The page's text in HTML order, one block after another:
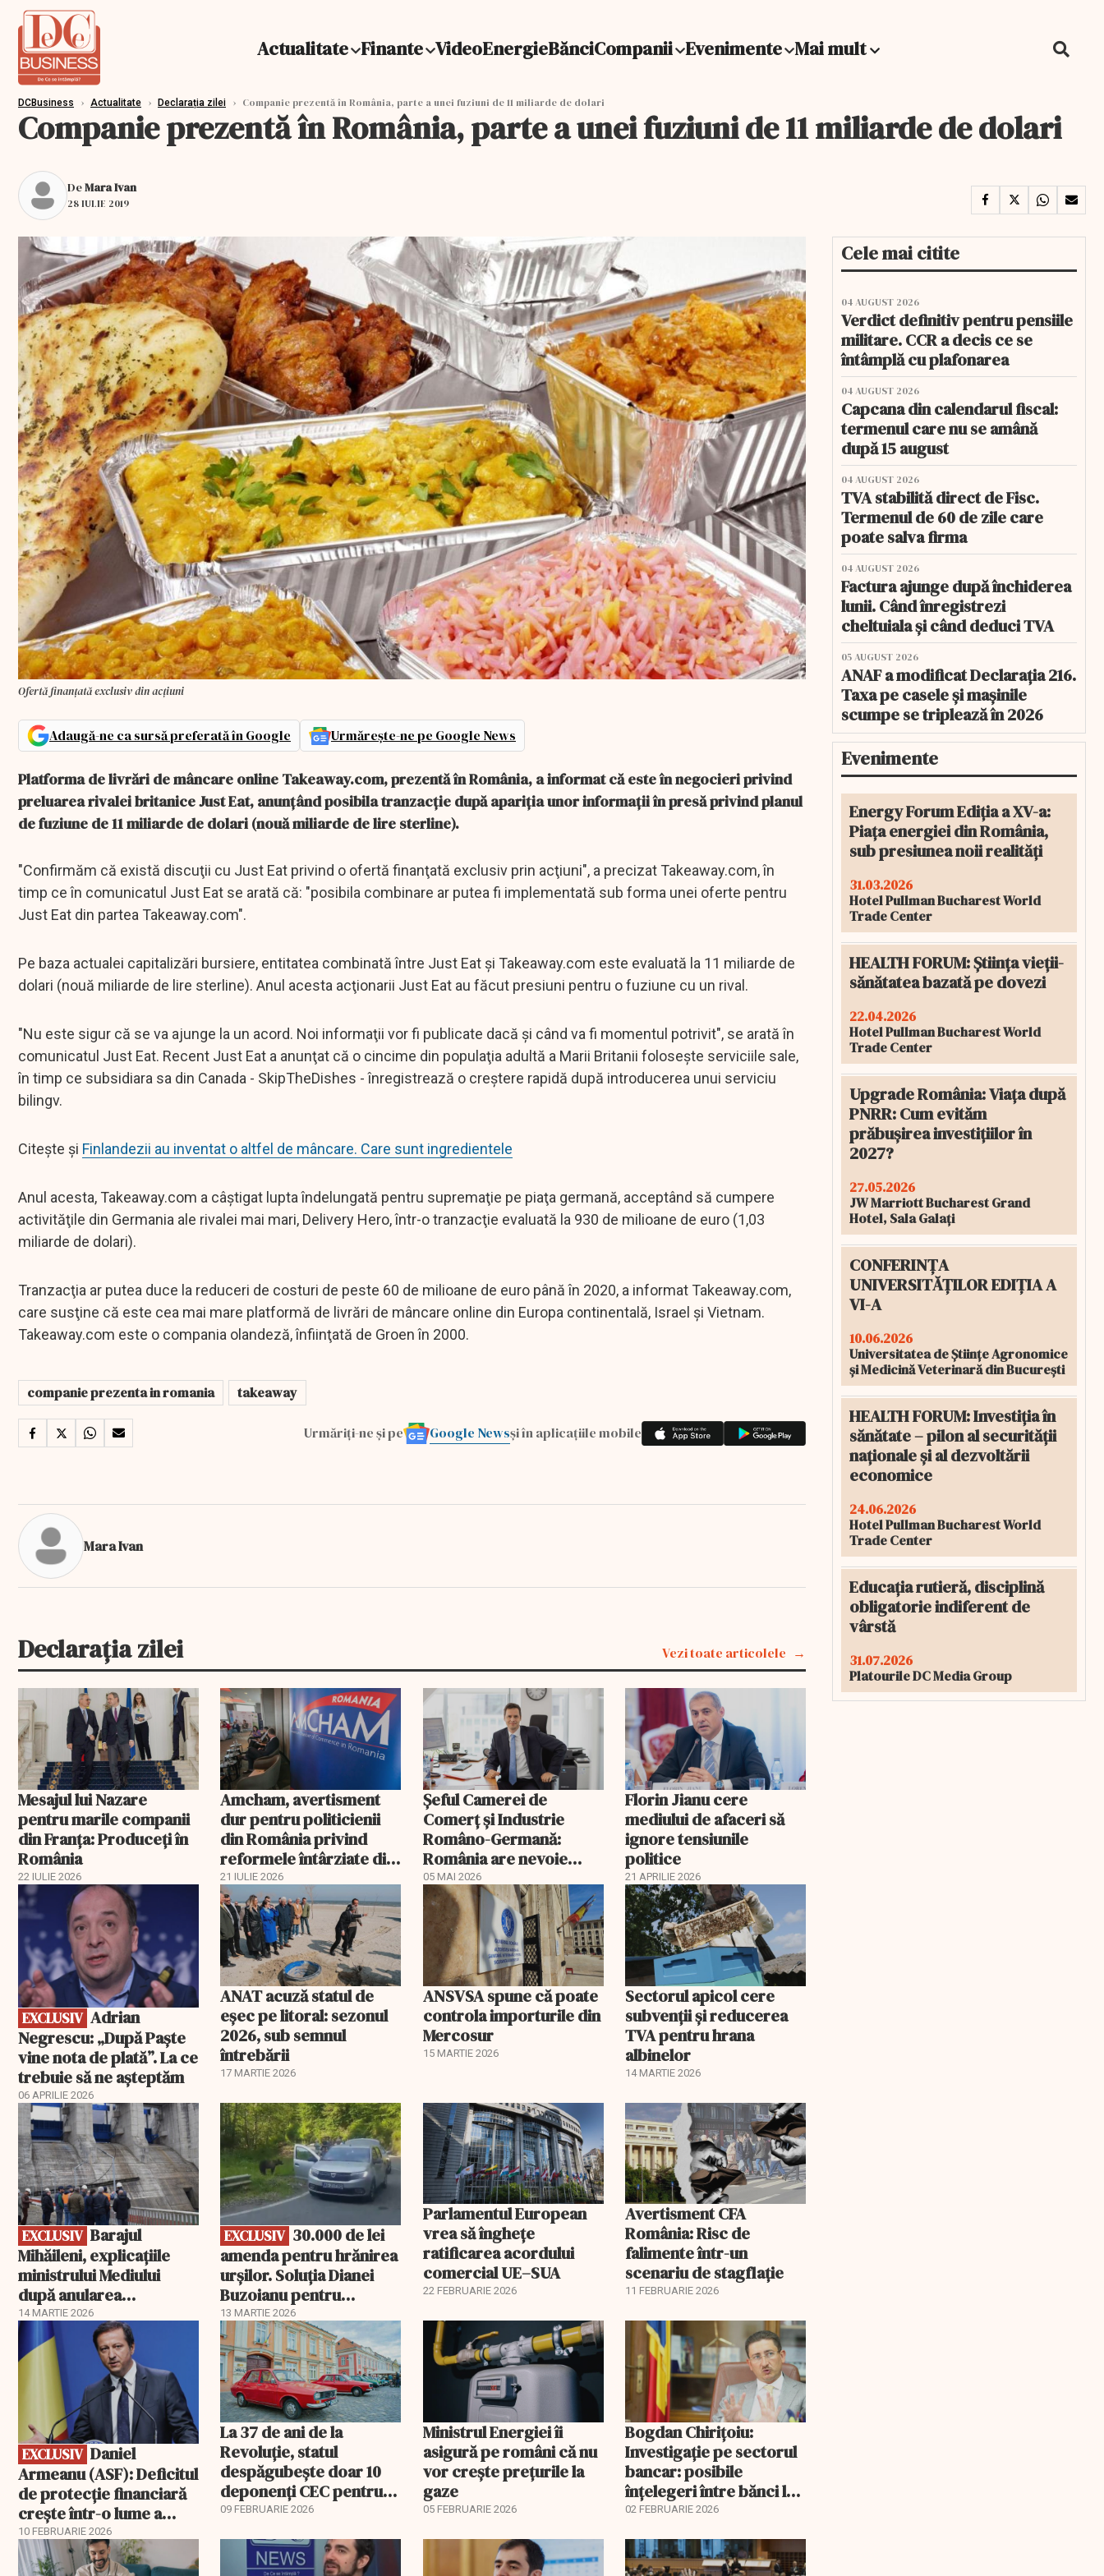
Actualitate Finante VideoEnergieBănciCompanii Evenimente Mai mult
DCBusiness › Actualitate › Declarația zilei › Companie prezentă în România, parte a unei fuziuni de 11 miliarde de dolari
Companie prezentă în România, parte a unei fuziuni de 11 miliarde de dolari
DeMara Ivan
28 IULIE 2019
Ofertă finanțată exclusiv din acțiuni
Adaugă-ne ca sursă preferată în Google Urmărește-ne pe Google News
Platforma de livrări de mâncare online Takeaway.com, prezentă în România, a informat că este în negocieri privind
preluarea rivalei britanice Just Eat, anunţând posibila tranzacţie după apariţia unor informaţii în presă privind planul
de fuziune de 11 miliarde de dolari (nouă miliarde de lire sterline).
"Confirmăm că există discuţii cu Just Eat privind o ofertă finanţată exclusiv prin acţiuni", a precizat Takeaway.com, în
timp ce în comunicatul Just Eat se arată că: "posibila combinare ar putea fi implementată sub forma unei oferte pentru
Just Eat din partea Takeaway.com".
Pe baza actualei capitalizări bursiere, entitatea combinată între Just Eat şi Takeaway.com este evaluată la 11 miliarde de
dolari (nouă miliarde de lire sterline). Anul acesta acţionarii Just Eat au făcut presiuni pentru o fuziune cu un rival.
"Nu este sigur că se va ajunge la un acord. Noi informaţii vor fi publicate dacă şi când va fi momentul potrivit", se arată în
comunicatul Just Eat. Recent Just Eat a anunţat că o cincime din populaţia adultă a Marii Britanii foloseşte serviciile sale,
în timp ce subsidiara sa din Canada - SkipTheDishes - înregistrează o creştere rapidă după introducerea unui serviciu
bilingv.
Citește și Finlandezii au inventat o altfel de mâncare. Care sunt ingredientele
Anul acesta, Takeaway.com a câştigat lupta îndelungată pentru supremaţie pe piaţa germană, acceptând să cumpere
activităţile din Germania ale rivalei mai mari, Delivery Hero, într-o tranzacţie evaluată la 930 de milioane de euro (1,03
miliarde de dolari).
Tranzacţia ar putea duce la reduceri de costuri de peste 60 de milioane de euro până în 2020, a informat Takeaway.com,
care susţine că este cea mai mare platformă de livrări de mâncare online din Europa continentală, Israel şi Vietnam.
Takeaway.com este o compania olandeză, înfiinţată de Groen în 2000.
companie prezenta in romania takeaway
Urmăriți-ne și pe Google Newsși în aplicațiile mobile
Mara Ivan
Declarația zilei Vezi toate articolele
Mesajul lui Nazare
pentru marile companii
din Franța: Produceți în
România
22 IULIE 2026
Amcham, avertisment
dur pentru politicienii
din România privind
reformele întârziate din
PNRR
21 IULIE 2026
Șeful Camerei de
Comerț și Industrie
Româno-Germană:
România are nevoie
urgent de un nou
guvern
05 MAI 2026
Florin Jianu cere
mediului de afaceri să
ignore tensiunile
politice
21 APRILIE 2026
EXCLUSIV
EXCLUSIV
Negrescu: „După Paște
vine nota de plată”. La ce
trebuie să ne așteptăm
06 APRILIE 2026
ANAT acuză statul de
eșec pe litoral: sezonul
2026, sub semnul
întrebării
17 MARTIE 2026
ANSVSA spune că poate
controla importurile din
Mercosur
15 MARTIE 2026
Sectorul apicol cere
subvenții și reducerea
TVA pentru hrana
albinelor
14 MARTIE 2026
EXCLUSIV
EXCLUSIV
Mihăileni, explicațiile
ministrului Mediului
după anularea
autorizației
14 MARTIE 2026
EXCLUSIV
EXCLUSIV
amenda pentru hrănirea
urșilor. Soluția Dianei
Buzoianu pentru
aplicarea legii
13 MARTIE 2026
Parlamentul European
vrea să înghețe
ratificarea acordului
comercial UE–SUA
22 FEBRUARIE 2026
Avertisment CFA
România: Risc de
falimente într-un
scenariu de stagflație
11 FEBRUARIE 2026
EXCLUSIV
EXCLUSIV
Armeanu (ASF): Deficitul
de protecție financiară
crește într-o lume a
riscurilor multiple și a
revoluțiilor tehnologice
10 FEBRUARIE 2026
La 37 de ani de la
Revoluție, statul
despăgubește doar 10
deponenți CEC pentru
banii de Dacia
09 FEBRUARIE 2026
Ministrul Energiei îi
asigură pe români că nu
vor creşte preţurile la
gaze
05 FEBRUARIE 2026
Bogdan Chirițoiu:
Investigație pe sectorul
bancar: posibile
înțelegeri între bănci la
ROBOR
02 FEBRUARIE 2026
EXCLUSIV
Cele mai citite
04 AUGUST 2026
Verdict definitiv pentru pensiile
militare. CCR a decis ce se
întâmplă cu plafonarea
04 AUGUST 2026
Capcana din calendarul fiscal:
termenul care nu se amână
după 15 august
04 AUGUST 2026
TVA stabilită direct de Fisc.
Termenul de 60 de zile care
poate salva firma
04 AUGUST 2026
Factura ajunge după închiderea
lunii. Când înregistrezi
cheltuiala și când deduci TVA
05 AUGUST 2026
ANAF a modificat Declarația 216.
Taxa pe casele și mașinile
scumpe se triplează în 2026
Evenimente
Energy Forum Ediția a XV-a:
Piața energiei din România,
sub presiunea noii realități
31.03.2026
Hotel Pullman Bucharest World
Trade Center
HEALTH FORUM: Știința vieții-
sănătatea bazată pe dovezi
22.04.2026
Hotel Pullman Bucharest World
Trade Center
Upgrade România: Viața după
PNRR: Cum evităm
prăbușirea investițiilor în
2027?
27.05.2026
JW Marriott Bucharest Grand
Hotel, Sala Galați
CONFERINȚA
UNIVERSITĂȚILOR EDIȚIA A
VI-A
10.06.2026
Universitatea de Științe Agronomice
și Medicină Veterinară din București
HEALTH FORUM: Investiția în
sănătate – pilon al securității
naționale și al dezvoltării
economice
24.06.2026
Hotel Pullman Bucharest World
Trade Center
Educația rutieră, disciplină
obligatorie indiferent de
vârstă
31.07.2026
Platourile DC Media Group